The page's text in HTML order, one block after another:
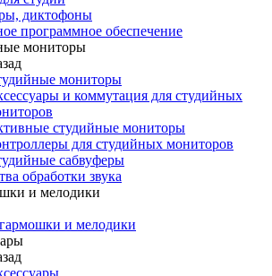
диктофоны
программное обеспечение
мониторы
мониторы
и коммутация для студийных
студийные мониторы
для студийных мониторов
сабвуферы
обработки звука
и мелодики
и мелодики